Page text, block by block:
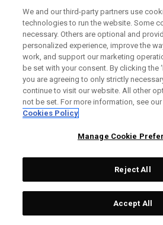
Sac à dos Bandit Pro
€ 89,00
Sac
€
We and our third-party partners use
technologies to run the website. Some
necessary. Others are optional and
personalized experience, improve the
work, and support our marketing
be set with your consent. By clicking the
you are agreeing to only strictly
continue to visit our website. All other
not be set. For more information, see our
Cookies Policy
Manage Cookie
Reject All
Accept All